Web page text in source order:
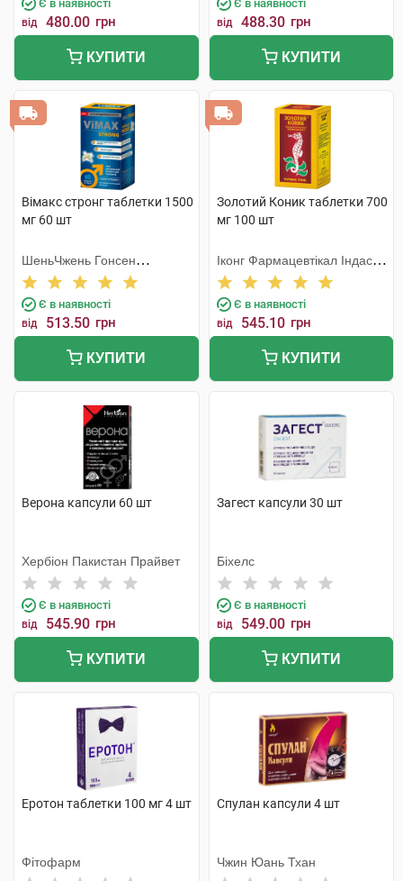
Є в наявності
від 480.00 грн
КУПИТИ
Є в наявності
від 488.30 грн
КУПИТИ
Вімакс стронг таблетки 1500
мг 60 шт
ШеньЧжень Гонсен
Байоледжі Індастрі Ко. Лтд
Є в наявності
від 513.50 грн
КУПИТИ
Золотий Коник таблетки 700
мг 100 шт
Іконг Фармацевтікал Індастрі
Ко
Є в наявності
від 545.10 грн
КУПИТИ
Верона капсули 60 шт
Хербіон Пакистан Прайвет
Є в наявності
від 545.90 грн
КУПИТИ
Загест капсули 30 шт
Біхелс
Є в наявності
від 549.00 грн
КУПИТИ
Еротон таблетки 100 мг 4 шт
Фітофарм
Спулан капсули 4 шт
Чжин Юань Тхан